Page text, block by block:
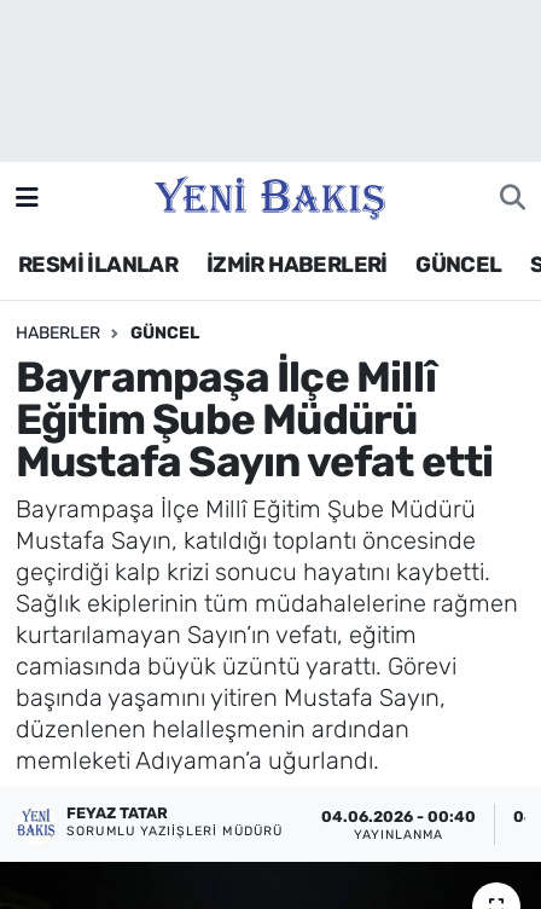
RESMİ İLANLAR İZMİR HABERLERİ GÜNCEL
HABERLER GÜNCEL
Bayrampaşa İlçe Millî
Eğitim Şube Müdürü
Mustafa Sayın vefat etti
Bayrampaşa İlçe Millî Eğitim Şube Müdürü
Mustafa Sayın, katıldığı toplantı öncesinde
geçirdiği kalp krizi sonucu hayatını kaybetti.
Sağlık ekiplerinin tüm müdahalelerine rağmen
kurtarılamayan Sayın’ın vefatı, eğitim
camiasında büyük üzüntü yarattı. Görevi
başında yaşamını yitiren Mustafa Sayın,
düzenlenen helalleşmenin ardından
memleketi Adıyaman’a uğurlandı.
FEYAZ TATAR
SORUMLU YAZIIŞLERI MÜDÜRÜ
04.06.2026 - 00:40
YAYINLANMA
Siyaset
Asayiş / Polis-Adliye
Spor
Magazin
Foto Galeri
Künye
İletişim